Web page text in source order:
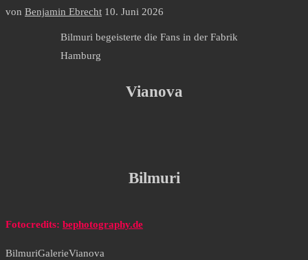
von Benjamin Ebrecht 10. Juni 2026
Bilmuri begeisterte die Fans in der Fabrik
Hamburg
Vianova
Bilmuri
Fotocredits: bephotography.de
BilmuriGalerieVianova